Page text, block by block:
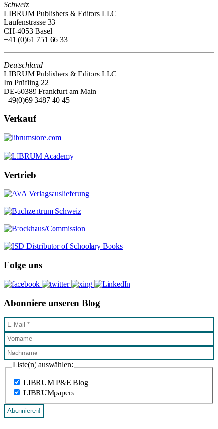
Schweiz
LIBRUM Publishers & Editors LLC
Laufenstrasse 33
CH-4053 Basel
+41 (0)61 751 66 33
Deutschland
LIBRUM Publishers & Editors LLC
Im Prüfling 22
DE-60389 Frankfurt am Main
+49(0)69 3487 40 45
Verkauf
Vertrieb
Folge uns
Abonniere unseren Blog
Liste(n) auswählen:
LIBRUM P&E Blog
LIBRUMpapers